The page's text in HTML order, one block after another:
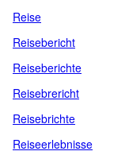
Reise
Reisebericht
Reiseberichte
Reisebrericht
Reisebrichte
Reiseerlebnisse